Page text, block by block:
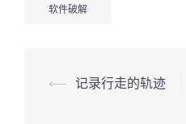
软件破解
Post
⟵ 记录行走的轨迹